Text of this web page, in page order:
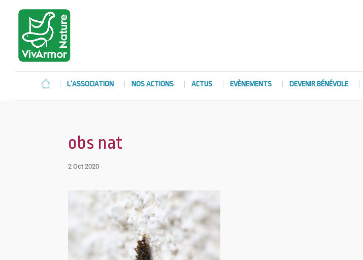
L’ASSOCIATION NOS ACTIONS ACTUS EVÈNEMENTS DEVENIR BÉNÉVOLE
obs nat
2 Oct 2020